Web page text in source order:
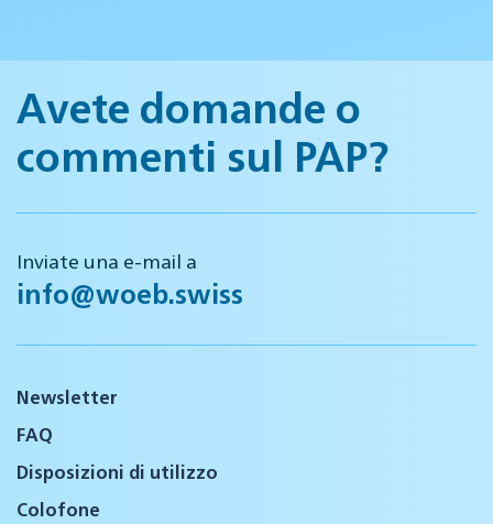
Avete domande o
commenti sul PAP?
Inviate una e-mail a
info@woeb.swiss
Newsletter
FAQ
Disposizioni di utilizzo
Colofone